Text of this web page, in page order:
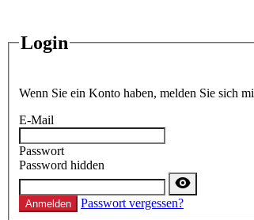
Login
Wenn Sie ein Konto haben, melden Sie sich
E-Mail
Passwort
Password hidden
Anmelden Passwort vergessen?